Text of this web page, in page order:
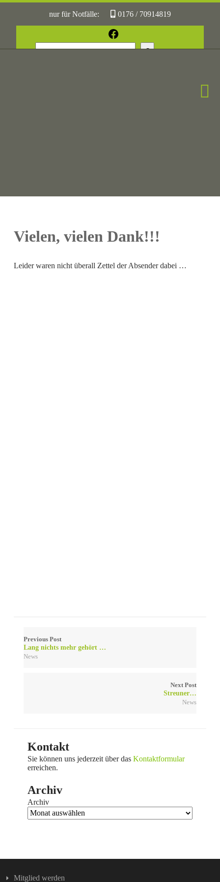
nur für Notfälle: 0176 / 70914819
05361 / 3070775
Facebook
Vielen, vielen Dank!!!
Leider waren nicht überall Zettel der Absender dabei …
Previous Post
Lang nichts mehr gehört …
News
Next Post
Streuner…
News
Kontakt
Sie können uns jederzeit über das Kontaktformular
erreichen.
Archiv
Archiv
Mitglied werden